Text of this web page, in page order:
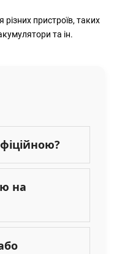
пристроїв, таких
та ін.
на